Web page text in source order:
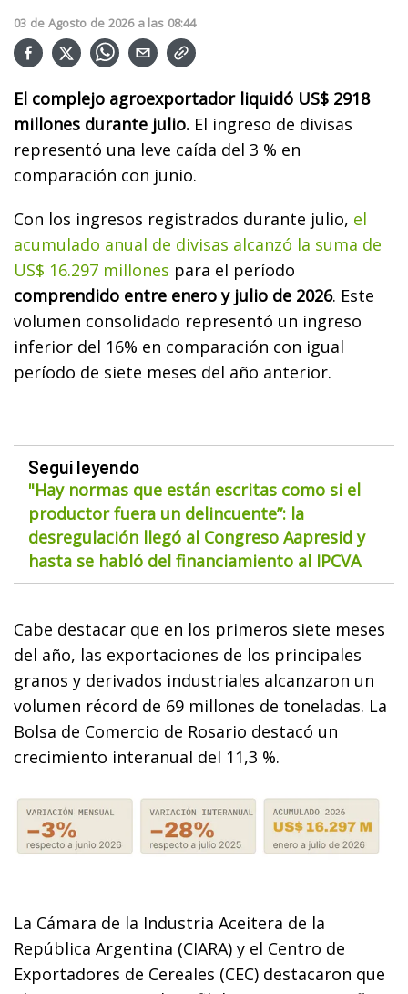
03 de Agosto de 2026 a las 08:44
El complejo agroexportador liquidó US$ 2918
millones durante julio. El ingreso de divisas
representó una leve caída del 3 % en
comparación con junio.
Con los ingresos registrados durante julio, el
acumulado anual de divisas alcanzó la suma de
US$ 16.297 millones para el período
comprendido entre enero y julio de 2026. Este
volumen consolidado representó un ingreso
inferior del 16% en comparación con igual
período de siete meses del año anterior.
Seguí leyendo
"Hay normas que están escritas como si el
productor fuera un delincuente”: la
desregulación llegó al Congreso Aapresid y
hasta se habló del financiamiento al IPCVA
Cabe destacar que en los primeros siete meses
del año, las exportaciones de los principales
granos y derivados industriales alcanzaron un
volumen récord de 69 millones de toneladas. La
Bolsa de Comercio de Rosario destacó un
crecimiento interanual del 11,3 %.
La Cámara de la Industria Aceitera de la
República Argentina (CIARA) y el Centro de
Exportadores de Cereales (CEC) destacaron que